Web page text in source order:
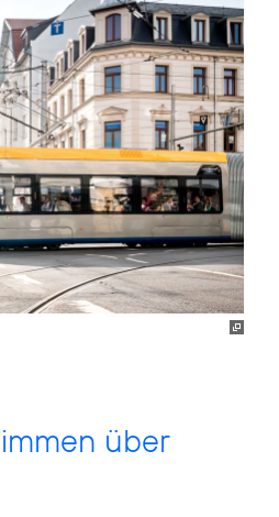
über